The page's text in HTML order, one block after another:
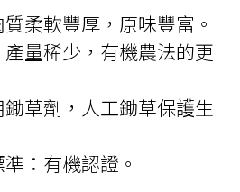
圍：
NT$1,299
NT$2,298
柔軟豐厚，原味豐富。
量稀少，有機農法的更
草劑，人工鋤草保護生
：有機認證。